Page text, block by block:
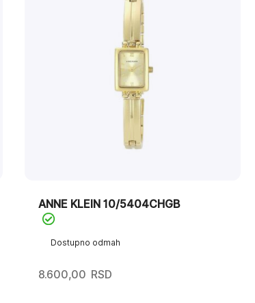
Dostupno odmah
ANNE KLEIN 10/5404CHGB
8.600,00 RSD